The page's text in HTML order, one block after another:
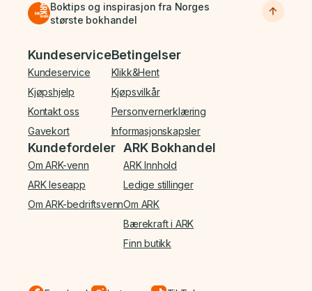
Boktips og inspirasjon fra Norges
største bokhandel
Bunnmeny
Kundeservice
Kundeservice
Kjøpshjelp
Kontakt oss
Gavekort
Betingelser
Klikk&Hent
Kjøpsvilkår
Personvernerklæring
Informasjonskapsler
Kundefordeler
Om ARK-venn
ARK leseapp
Om ARK-bedriftsvenn
ARK Bokhandel
ARK Innhold
Ledige stillinger
Om ARK
Bærekraft i ARK
Finn butikk